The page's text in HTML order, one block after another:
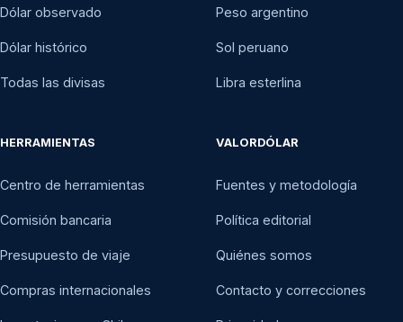
Dólar observado
Dólar histórico
Todas las divisas
Peso argentino
Sol peruano
Libra esterlina
HERRAMIENTAS
Centro de herramientas
Comisión bancaria
Presupuesto de viaje
Compras internacionales
VALORDÓLAR
Fuentes y metodología
Política editorial
Quiénes somos
Contacto y correcciones